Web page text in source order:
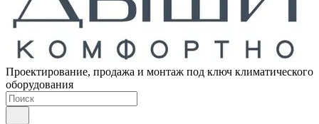
Проектирование, продажа и монтаж под ключ климатического
оборудования